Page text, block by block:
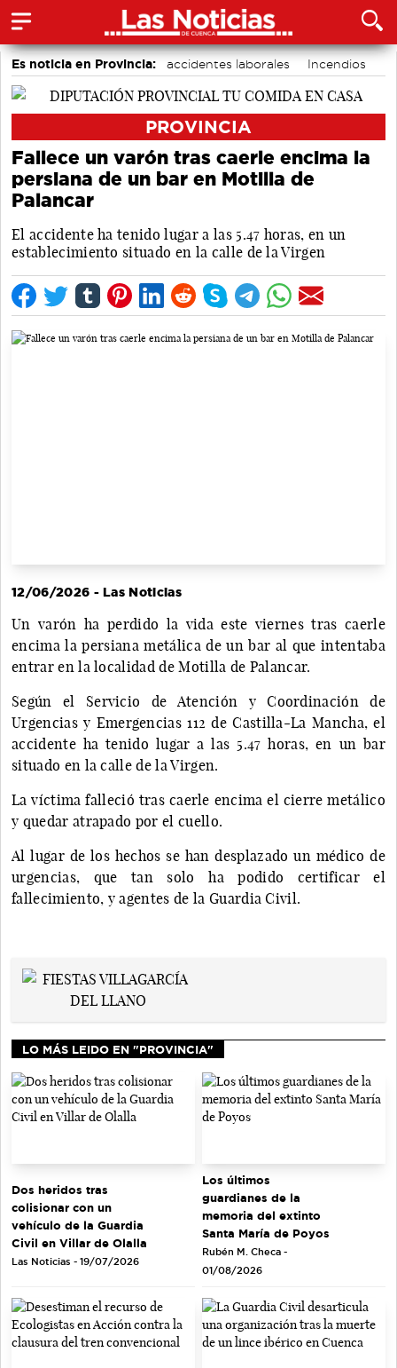
Es noticia en Provincia: accidentes laborales
Incendios
Medio Ambiente
PROVINCIA
Fallece un varón tras caerle encima la
persiana de un bar en Motilla de
Palancar
El accidente ha tenido lugar a las 5.47 horas, en un
establecimiento situado en la calle de la Virgen
12/06/2026 - Las Noticias
Un varón ha perdido la vida este viernes tras caerle
encima la persiana metálica de un bar al que intentaba
entrar en la localidad de Motilla de Palancar.
Según el Servicio de Atención y Coordinación de
Urgencias y Emergencias 112 de Castilla-La Mancha, el
accidente ha tenido lugar a las 5.47 horas, en un bar
situado en la calle de la Virgen.
La víctima falleció tras caerle encima el cierre metálico
y quedar atrapado por el cuello.
Al lugar de los hechos se han desplazado un médico de
urgencias, que tan solo ha podido certificar el
fallecimiento, y agentes de la Guardia Civil.
LO MÁS LEIDO EN "PROVINCIA"
Dos heridos tras
colisionar con un
vehículo de la Guardia
Civil en Villar de Olalla
Las Noticias - 19/07/2026
Los últimos
guardianes de la
memoria del extinto
Santa María de Poyos
Rubén M. Checa -
01/08/2026